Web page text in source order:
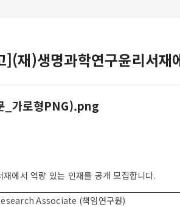
](재)생명과학연구윤리서재
재에서 역량 있는 인재를 공개 모집합니다.
Associate (책임연구원)